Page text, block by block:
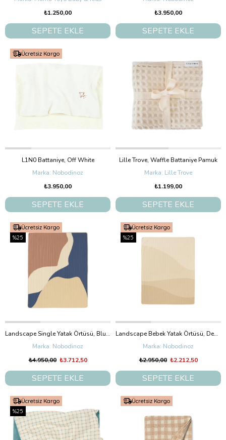
₺1.250,00
SEPETE EKLE
₺3.950,00
SEPETE EKLE
L1N0 Battaniye, Off White
Nobodinoz
₺3.950,00
SEPETE EKLE
Ücretsiz Kargo
Lille Trove, Waffle Battaniye Pamuk
Lille Trove
₺1.199,00
SEPETE EKLE
Landscape Single Yatak Örtüsü, Blue Canyon
Nobodinoz
₺3.712,50
₺4.950,00
SEPETE EKLE
Ücretsiz Kargo
%25
Landscape Bebek Yatak Örtüsü, Desert Shades
Nobodinoz
₺2.212,50
₺2.950,00
SEPETE EKLE
Ücretsiz Kargo
%25
Ücretsiz Kargo
%25
Ücretsiz Kargo